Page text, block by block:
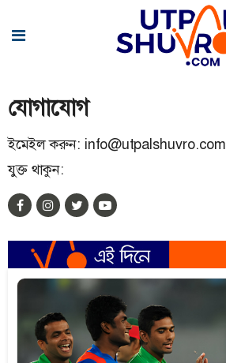
যোগাযোগ
ইমেইল করুন: info@utpalshuvro.com
যুক্ত থাকুন: